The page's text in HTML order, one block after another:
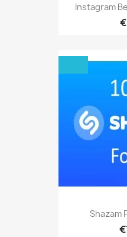
Instagram
Shazam